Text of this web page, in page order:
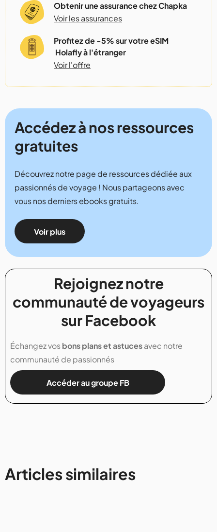
Obtenir une assurance chez Chapka
Voir les assurances
Profitez de -5% sur votre eSIM
Holafly à l'étranger
Voir l'offre
Accédez à nos ressources
gratuites
Découvrez notre page de ressources dédiée aux
passionnés de voyage ! Nous partageons avec
vous nos derniers ebooks gratuits.
Voir plus
Rejoignez notre
communauté de voyageurs
sur Facebook
Échangez vosbons plans et astucesavec notre
communauté de passionnés
Accéder au groupe FB
Articles similaires